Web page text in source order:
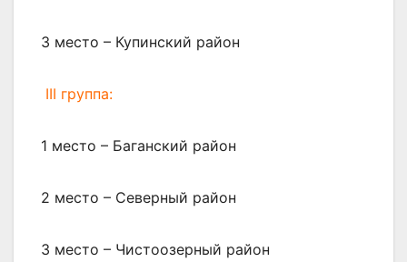
3 место – Купинский район
III группа:
1 место – Баганский район
2 место – Северный район
3 место – Чистоозерный район